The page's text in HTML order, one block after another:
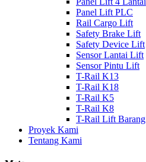
Panel Lift PLC
Rail Cargo Lift
Safety Brake Lift
Safety Device Lift
Sensor Lantai Lift
Sensor Pintu Lift
T-Rail K13
T-Rail K18
T-Rail K5
T-Rail K8
T-Rail Lift Barang
Proyek Kami
Tentang Kami